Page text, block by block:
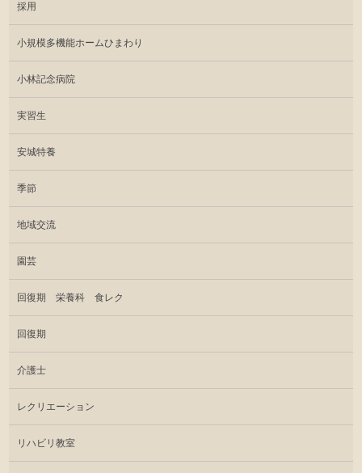
採用
小規模多機能ホームひまわり
小林記念病院
実習生
安城特養
季節
地域交流
園芸
回復期 栄養科 食レク
回復期
介護士
レクリエーション
リハビリ教室